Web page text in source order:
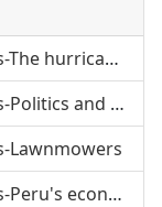
经济学人音频版 Unit17:United States-The hurricane season
经济学人音频版 Unit16:United States-Politics and prison
Lawnmowers
经济学人音频版 Unit23:The Americas-Peru's economy